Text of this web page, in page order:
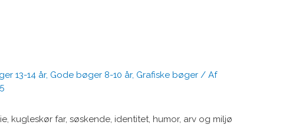
13-14 år, Gode bøger 8-10 år, Grafiske bøger / Af
kugleskør far, søskende, identitet, humor, arv og miljø